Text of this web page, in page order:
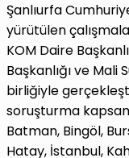
Şanlıurfa
yürütülen
KOM Daire
Başkanlığı ve Mali
birliğiyle
soruşturma
Batman, Bingöl,
Hatay, İstanbul,